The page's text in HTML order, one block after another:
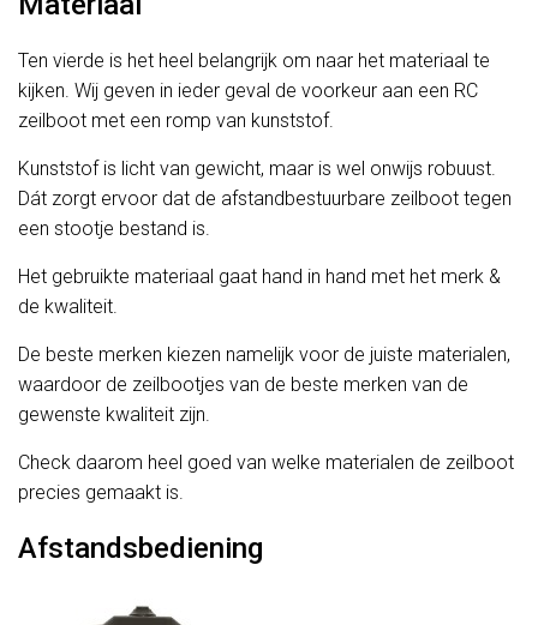
Ten vierde is het heel belangrijk om naar het materiaal te
kijken. Wij geven in ieder geval de voorkeur aan een RC
zeilboot met een romp van kunststof.
Kunststof is licht van gewicht, maar is wel onwijs robuust.
Dát zorgt ervoor dat de afstandbestuurbare zeilboot tegen
een stootje bestand is.
Het gebruikte materiaal gaat hand in hand met het merk &
de kwaliteit.
De beste merken kiezen namelijk voor de juiste materialen,
waardoor de zeilbootjes van de beste merken van de
gewenste kwaliteit zijn.
Check daarom heel goed van welke materialen de zeilboot
precies gemaakt is.
Afstandsbediening